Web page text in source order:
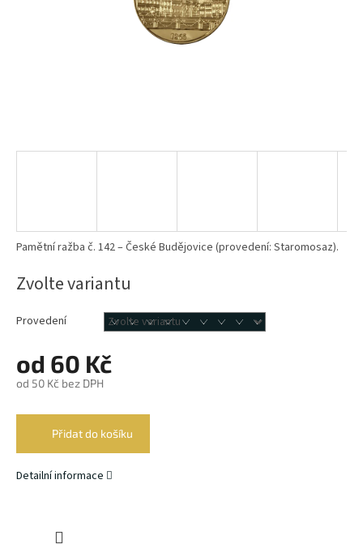
od 60 Kč
od 50 Kč bez DPH
Zvolte variantu
Provedení
Přidat do košíku
Pamětní ražba č. 142 – České Budějovice (provedení: Staromosaz).
Detailní informace